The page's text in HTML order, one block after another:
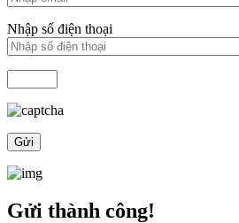
Nhập số điện thoại
Gửi thành công!